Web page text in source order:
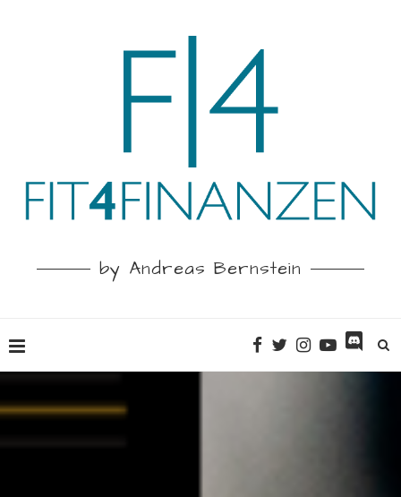
by Andreas Bernstein